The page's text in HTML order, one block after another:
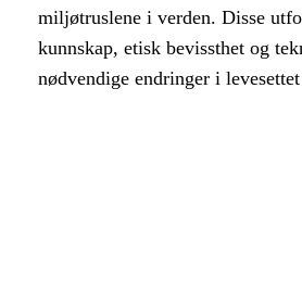
miljøtruslene i verden. Disse
kunnskap, etisk bevissthet og
nødvendige endringer i